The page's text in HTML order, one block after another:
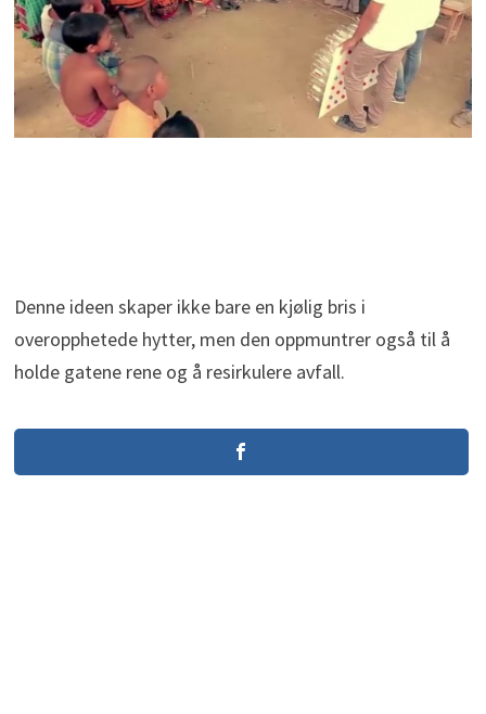
Denne ideen skaper ikke bare en kjølig bris i
overopphetede hytter, men den oppmuntrer også til å
holde gatene rene og å resirkulere avfall.